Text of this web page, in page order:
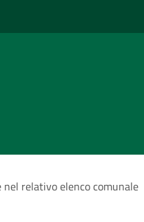
nel relativo elenco comunale